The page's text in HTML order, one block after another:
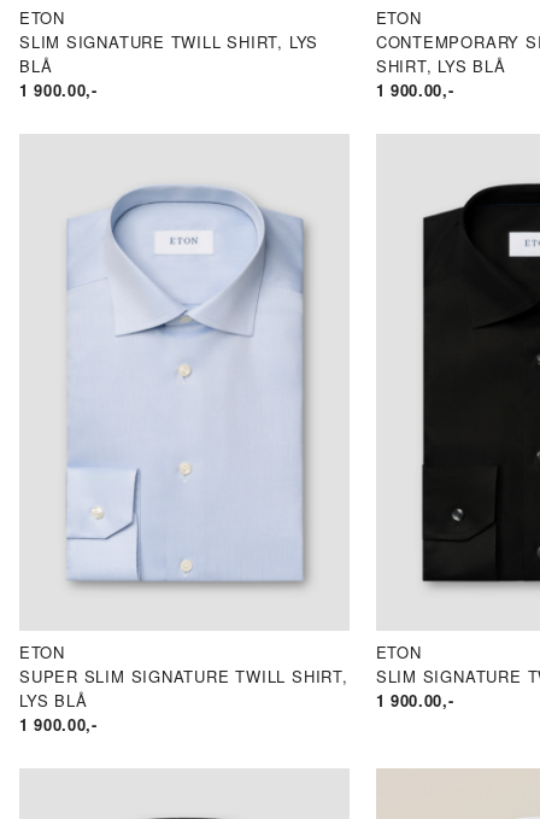
ETON
SLIM SIGNATURE TWILL SHIRT, LYS
BLÅ
1 900.00,-
ETON
CONTEMPORARY
SHIRT, LYS BLÅ
1 900.00,-
ETON
SUPER SLIM SIGNATURE TWILL SHIRT,
LYS BLÅ
1 900.00,-
ETON
SLIM SIGNATURE
1 900.00,-